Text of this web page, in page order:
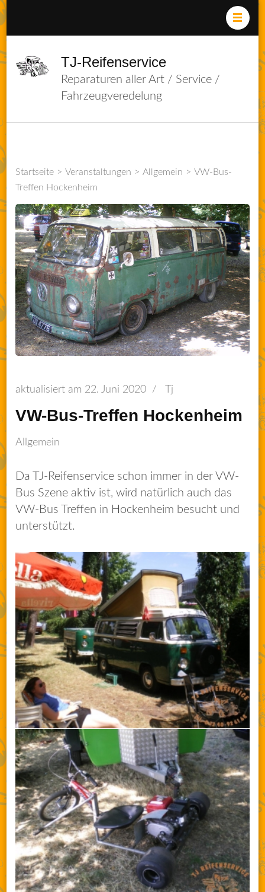
Zum
springen
(Enter
drücken)
TJ-Reifenservice
Reparaturen aller Art / Service /
Fahrzeugveredelung
Startseite > Veranstaltungen > Allgemein > VW-Bus-
Treffen Hockenheim
aktualisiert am 22. Juni 2020 / Tj
VW-Bus-Treffen Hockenheim
Allgemein
Da TJ-Reifenservice schon immer in der VW-
Bus Szene aktiv ist, wird natürlich auch das
VW-Bus Treffen in Hockenheim besucht und
unterstützt.